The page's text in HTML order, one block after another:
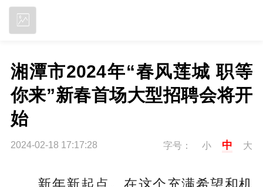
湘潭市2024年“春风莲城 职等
你来”新春首场大型招聘会将开
始
2024-02-18 17:17:28 字号： 小 中 大